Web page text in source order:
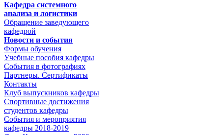
Кафедра системного
анализа и логистики
Обращение заведующего
кафедрой
Новости и события
Формы обучения
Учебные пособия кафедры
События в фотографиях
Партнеры. Сертификаты
Контакты
Клуб выпускников кафедры
Спортивные достижения
студентов кафедры
События и мероприятия
кафедры 2018-2019